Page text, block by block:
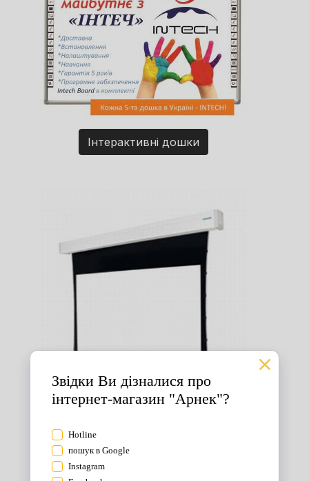
Інтерактивні дошки